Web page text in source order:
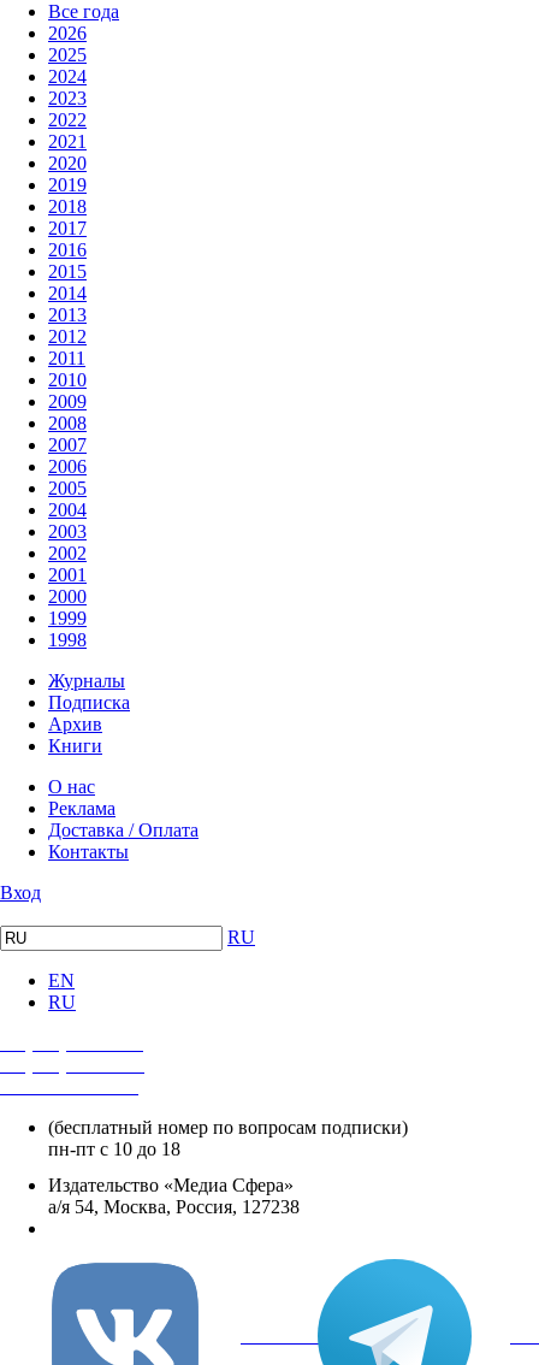
Все года
2026
2025
2024
2023
2022
2021
2020
2019
2018
2017
2016
2015
2014
2013
2012
2011
2010
2009
2008
2007
2006
2005
2004
2003
2002
2001
2000
1999
1998
Журналы
Подписка
Архив
Книги
О нас
Реклама
Доставка / Оплата
Контакты
Вход
RU
EN
RU
(бесплатный номер по вопросам подписки)
пн-пт с 10 до 18
Издательство «Медиа Сфера»
а/я 54, Москва, Россия, 127238
вКонтакте